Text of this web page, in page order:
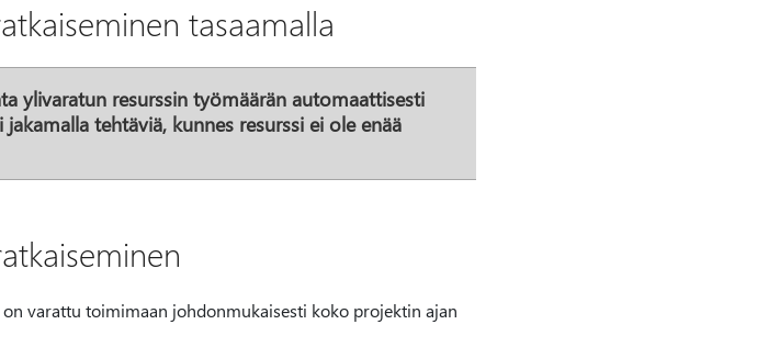
tasaamalla
ylivaratun resurssin työmäärän automaattisesti
tehtäviä, kunnes resurssi ei ole enää
varattu toimimaan johdonmukaisesti koko projektin ajan